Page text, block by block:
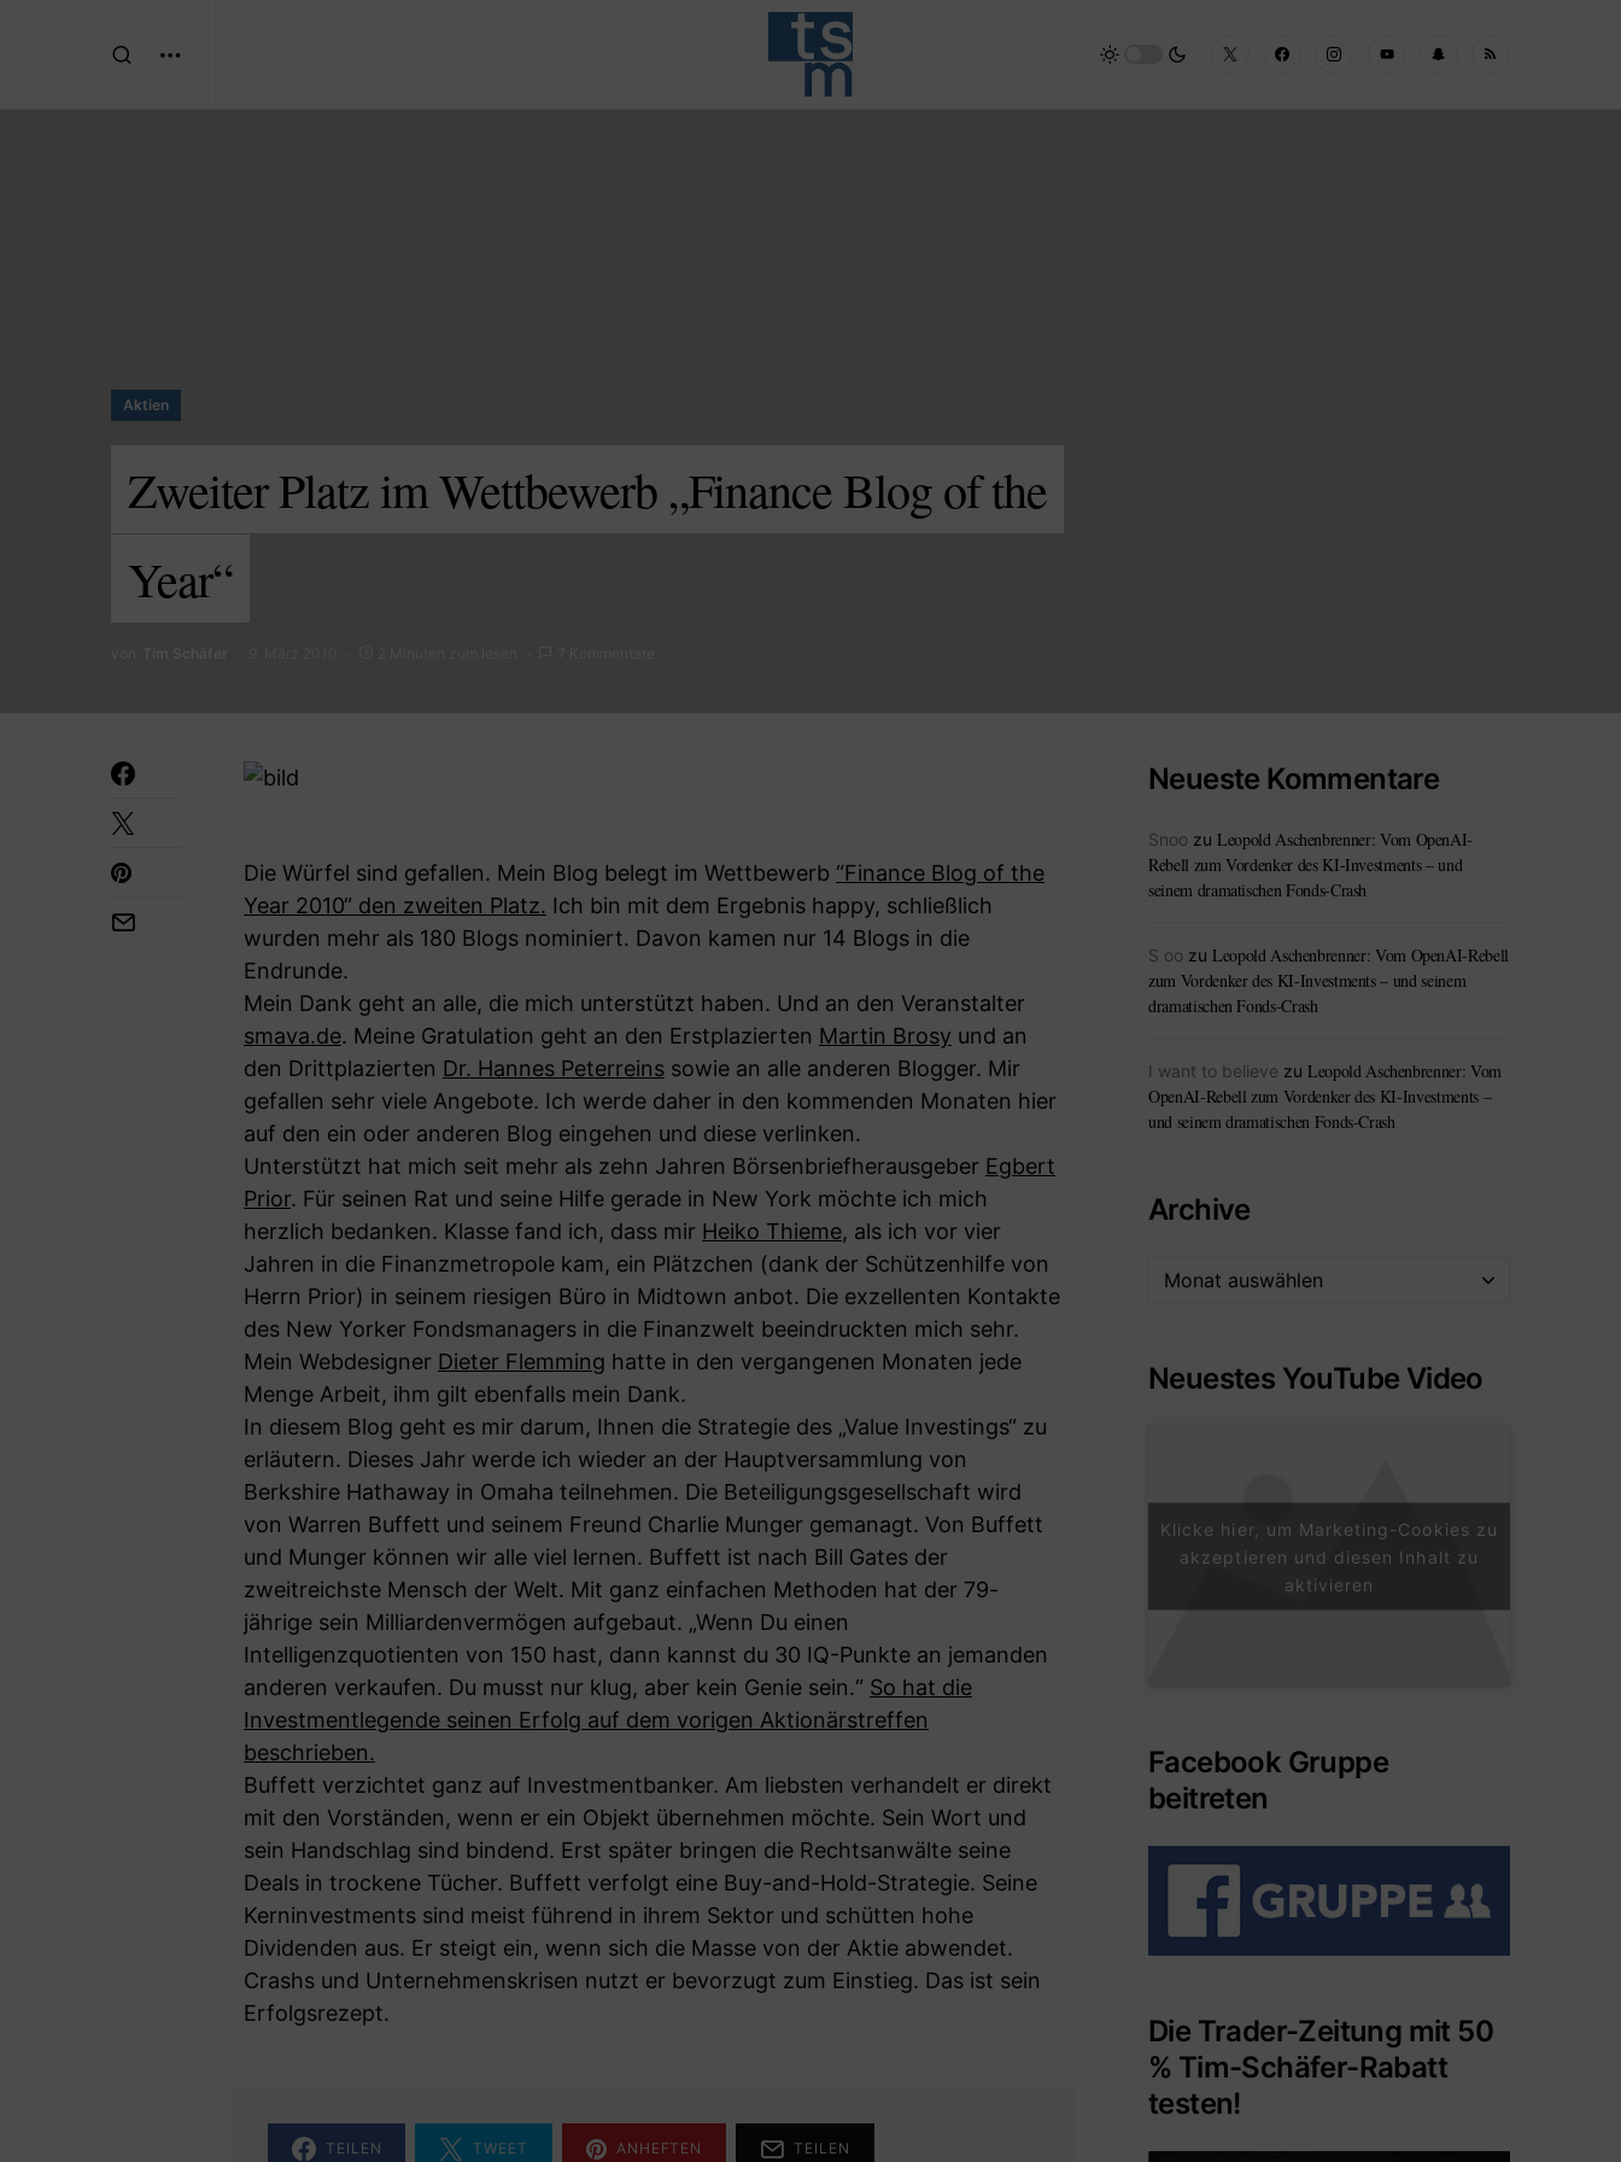
Aktien
Zweiter Platz im Wettbewerb „Finance Blog of the
Year“
Die Würfel sind gefallen. Mein Blog belegt im Wettbewerb “Finance Blog of the
Year 2010“ den zweiten Platz. Ich bin mit dem Ergebnis happy, schließlich
wurden mehr als 180 Blogs nominiert. Davon kamen nur 14 Blogs in die
Endrunde.
Mein Dank geht an alle, die mich unterstützt haben. Und an den Veranstalter
smava.de. Meine Gratulation geht an den Erstplazierten Martin Brosy und an
den Drittplazierten Dr. Hannes Peterreins sowie an alle anderen Blogger. Mir
gefallen sehr viele Angebote. Ich werde daher in den kommenden Monaten hier
auf den ein oder anderen Blog eingehen und diese verlinken.
Unterstützt hat mich seit mehr als zehn Jahren Börsenbriefherausgeber Egbert
Prior. Für seinen Rat und seine Hilfe gerade in New York möchte ich mich
herzlich bedanken. Klasse fand ich, dass mir Heiko Thieme, als ich vor vier
Jahren in die Finanzmetropole kam, ein Plätzchen (dank der Schützenhilfe von
Herrn Prior) in seinem riesigen Büro in Midtown anbot. Die exzellenten Kontakte
des New Yorker Fondsmanagers in die Finanzwelt beeindruckten mich sehr.
Mein Webdesigner Dieter Flemming hatte in den vergangenen Monaten jede
Menge Arbeit, ihm gilt ebenfalls mein Dank.
In diesem Blog geht es mir darum, Ihnen die Strategie des „Value Investings“ zu
erläutern. Dieses Jahr werde ich wieder an der Hauptversammlung von
Berkshire Hathaway in Omaha teilnehmen. Die Beteiligungsgesellschaft wird
von Warren Buffett und seinem Freund Charlie Munger gemanagt. Von Buffett
und Munger können wir alle viel lernen. Buffett ist nach Bill Gates der
zweitreichste Mensch der Welt. Mit ganz einfachen Methoden hat der 79-
jährige sein Milliardenvermögen aufgebaut. „Wenn Du einen
Intelligenzquotienten von 150 hast, dann kannst du 30 IQ-Punkte an jemanden
anderen verkaufen. Du musst nur klug, aber kein Genie sein.“ So hat die
Investmentlegende seinen Erfolg auf dem vorigen Aktionärstreffen
beschrieben.
Buffett verzichtet ganz auf Investmentbanker. Am liebsten verhandelt er direkt
mit den Vorständen, wenn er ein Objekt übernehmen möchte. Sein Wort und
sein Handschlag sind bindend. Erst später bringen die Rechtsanwälte seine
Deals in trockene Tücher. Buffett verfolgt eine Buy-and-Hold-Strategie. Seine
Kerninvestments sind meist führend in ihrem Sektor und schütten hohe
Dividenden aus. Er steigt ein, wenn sich die Masse von der Aktie abwendet.
Crashs und Unternehmenskrisen nutzt er bevorzugt zum Einstieg. Das ist sein
Erfolgsrezept.
TEILEN TWEET ANHEFTEN TEILEN
Neueste Kommentare
Snoo zu Leopold Aschenbrenner: Vom OpenAI-
Rebell zum Vordenker des KI-Investments – und
seinem dramatischen Fonds-Crash
S oo zu Leopold Aschenbrenner: Vom OpenAI-Rebell
zum Vordenker des KI-Investments – und seinem
dramatischen Fonds-Crash
I want to believe zu Leopold Aschenbrenner: Vom
OpenAI-Rebell zum Vordenker des KI-Investments –
und seinem dramatischen Fonds-Crash
Archive
Neuestes YouTube Video
Klicke hier, um Marketing-Cookies zu
akzeptieren und diesen Inhalt zu
aktivieren
Facebook Gruppe
beitreten
Die Trader-Zeitung mit 50
% Tim-Schäfer-Rabatt
testen!